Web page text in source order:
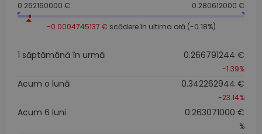
0.262160000 € 0.280612000 €
-0.0004745137 € scădere în ultima oră (-0.18%)
1 săptămână în urmă 0.266791244 €
-1.39%
Acum o lună 0.342262944 €
-23.14%
Acum 6 luni 0.263071000 €
%